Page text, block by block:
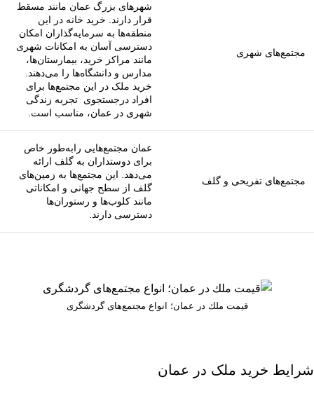
مجتمع‌های شهری
شهرهای بزرگ عمان مانند مسقط
قرار دارند. خرید خانه در این
منطقه‌ها به سرمایه‌گذاران امکان
دسترسی آسان به امکانات شهری
مانند مراکز خرید، بیمارستان‌ها،
مدارس و دانشگاه‌ها را می‌دهند.
خرید ملک در این مجتمع‌ها برای
افراد درجستجوی تجربه زندگی
شهری در عمان، مناسب است.
مجتمع‌های تفریحی و گلف
عمان مجتمع‌هایی رابه‌طور خاص
برای دوستداران به گلف ارائه
می‌دهد. این مجتمع‌ها به زمین‌های
گلف از سطح جهانی و امکاناتی
مانند کلوب‌ها و رستوران‌ها
دسترسی دارند.
قیمت ملك در عمان؛ انواع مجتمع‌های گردشگری
شرایط خرید ملک در عمان